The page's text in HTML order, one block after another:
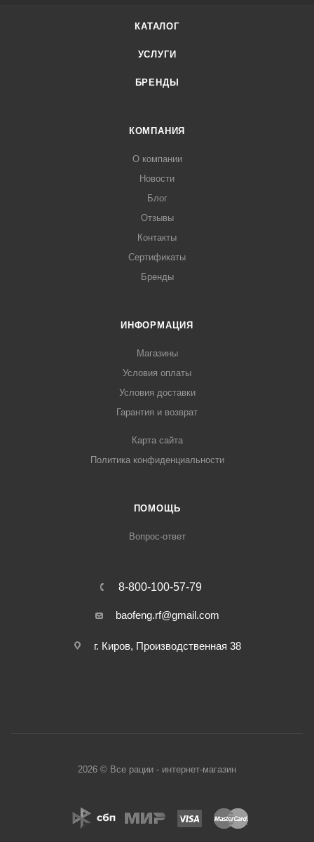
КАТАЛОГ
УСЛУГИ
БРЕНДЫ
КОМПАНИЯ
О компании
Новости
Блог
Отзывы
Контакты
Сертификаты
Бренды
ИНФОРМАЦИЯ
Магазины
Условия оплаты
Условия доставки
Гарантия и возврат
Карта сайта
Политика конфиденциальности
ПОМОЩЬ
Вопрос-ответ
8-800-100-57-79
baofeng.rf@gmail.com
г. Киров, Производственная 38
2026 © Все рации - интернет-магазин